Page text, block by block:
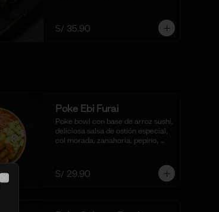
S/ 35.90
Poke Ebi Furai
Poke bowl con base de arroz sushi,
deliciosa salsa de ostión especial,
col morada, zanahoria, pepino,
S/ 29.90